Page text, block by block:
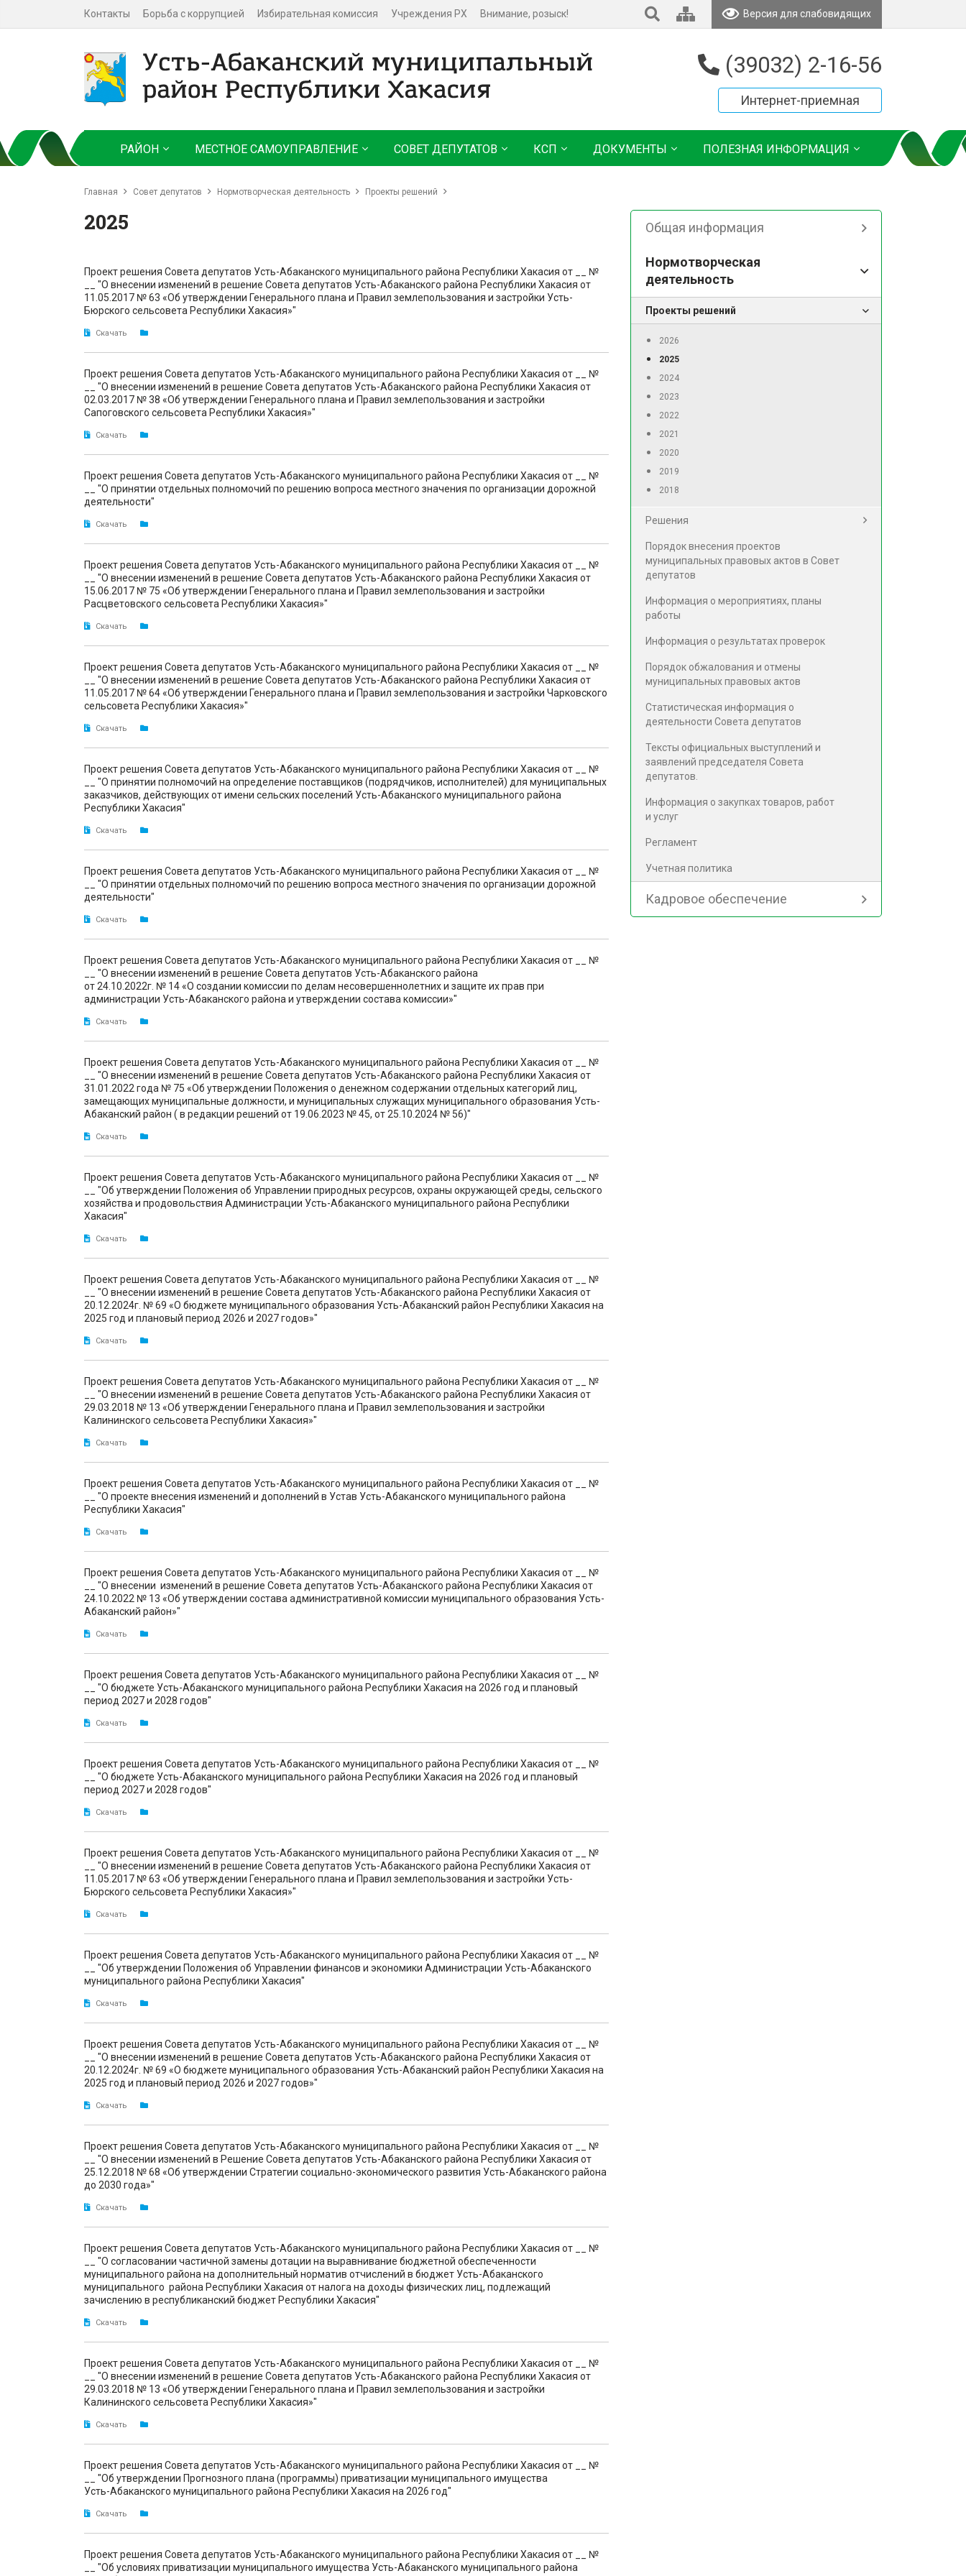
Контакты Борьба с коррупцией Избирательная комиссия Учреждения РХ Внимание, розыск! Версия для слабовидящих
(39032) 2-16-56
Интернет-приемная
РАЙОН МЕСТНОЕ САМОУПРАВЛЕНИЕ СОВЕТ ДЕПУТАТОВ КСП ДОКУМЕНТЫ ПОЛЕЗНАЯ ИНФОРМАЦИЯ
Главная Совет депутатов Нормотворческая деятельность Проекты решений
2025
Проект решения Совета депутатов Усть-Абаканского муниципального района Республики Хакасия от __ №
__ "О внесении изменений в решение Совета депутатов Усть-Абаканского района Республики Хакасия от
11.05.2017 № 63 «Об утверждении Генерального плана и Правил землепользования и застройки Усть-
Бюрского сельсовета Республики Хакасия»"
Скачать
Проект решения Совета депутатов Усть-Абаканского муниципального района Республики Хакасия от __ №
__ "О внесении изменений в решение Совета депутатов Усть-Абаканского района Республики Хакасия от
02.03.2017 № 38 «Об утверждении Генерального плана и Правил землепользования и застройки
Сапоговского сельсовета Республики Хакасия»"
Скачать
Проект решения Совета депутатов Усть-Абаканского муниципального района Республики Хакасия от __ №
__ "О принятии отдельных полномочий по решению вопроса местного значения по организации дорожной
деятельности"
Скачать
Проект решения Совета депутатов Усть-Абаканского муниципального района Республики Хакасия от __ №
__ "О внесении изменений в решение Совета депутатов Усть-Абаканского района Республики Хакасия от
15.06.2017 № 75 «Об утверждении Генерального плана и Правил землепользования и застройки
Расцветовского сельсовета Республики Хакасия»"
Скачать
Проект решения Совета депутатов Усть-Абаканского муниципального района Республики Хакасия от __ №
__ "О внесении изменений в решение Совета депутатов Усть-Абаканского района Республики Хакасия от
11.05.2017 № 64 «Об утверждении Генерального плана и Правил землепользования и застройки Чарковского
сельсовета Республики Хакасия»"
Скачать
Проект решения Совета депутатов Усть-Абаканского муниципального района Республики Хакасия от __ №
__ "О принятии полномочий на определение поставщиков (подрядчиков, исполнителей) для муниципальных
заказчиков, действующих от имени сельских поселений Усть-Абаканского муниципального района
Республики Хакасия"
Скачать
Проект решения Совета депутатов Усть-Абаканского муниципального района Республики Хакасия от __ №
__ "О принятии отдельных полномочий по решению вопроса местного значения по организации дорожной
деятельности"
Скачать
Проект решения Совета депутатов Усть-Абаканского муниципального района Республики Хакасия от __ №
__ "О внесении изменений в решение Совета депутатов Усть-Абаканского района
от 24.10.2022г. № 14 «О создании комиссии по делам несовершеннолетних и защите их прав при
администрации Усть-Абаканского района и утверждении состава комиссии»"
Скачать
Проект решения Совета депутатов Усть-Абаканского муниципального района Республики Хакасия от __ №
__ "О внесении изменений в решение Совета депутатов Усть-Абаканского района Республики Хакасия от
31.01.2022 года № 75 «Об утверждении Положения о денежном содержании отдельных категорий лиц,
замещающих муниципальные должности, и муниципальных служащих муниципального образования Усть-
Абаканский район ( в редакции решений от 19.06.2023 № 45, от 25.10.2024 № 56)"
Скачать
Проект решения Совета депутатов Усть-Абаканского муниципального района Республики Хакасия от __ №
__ "Об утверждении Положения об Управлении природных ресурсов, охраны окружающей среды, сельского
хозяйства и продовольствия Администрации Усть-Абаканского муниципального района Республики
Хакасия"
Скачать
Проект решения Совета депутатов Усть-Абаканского муниципального района Республики Хакасия от __ №
__ "О внесении изменений в решение Совета депутатов Усть-Абаканского района Республики Хакасия от
20.12.2024г. № 69 «О бюджете муниципального образования Усть-Абаканский район Республики Хакасия на
2025 год и плановый период 2026 и 2027 годов»"
Скачать
Проект решения Совета депутатов Усть-Абаканского муниципального района Республики Хакасия от __ №
__ "О внесении изменений в решение Совета депутатов Усть-Абаканского района Республики Хакасия от
29.03.2018 № 13 «Об утверждении Генерального плана и Правил землепользования и застройки
Калининского сельсовета Республики Хакасия»"
Скачать
Проект решения Совета депутатов Усть-Абаканского муниципального района Республики Хакасия от __ №
__ "О проекте внесения изменений и дополнений в Устав Усть-Абаканского муниципального района
Республики Хакасия"
Скачать
Проект решения Совета депутатов Усть-Абаканского муниципального района Республики Хакасия от __ №
__ "О внесении изменений в решение Совета депутатов Усть-Абаканского района Республики Хакасия от
24.10.2022 № 13 «Об утверждении состава административной комиссии муниципального образования Усть-
Абаканский район»"
Скачать
Проект решения Совета депутатов Усть-Абаканского муниципального района Республики Хакасия от __ №
__ "О бюджете Усть-Абаканского муниципального района Республики Хакасия на 2026 год и плановый
период 2027 и 2028 годов"
Скачать
Проект решения Совета депутатов Усть-Абаканского муниципального района Республики Хакасия от __ №
__ "О бюджете Усть-Абаканского муниципального района Республики Хакасия на 2026 год и плановый
период 2027 и 2028 годов"
Скачать
Проект решения Совета депутатов Усть-Абаканского муниципального района Республики Хакасия от __ №
__ "О внесении изменений в решение Совета депутатов Усть-Абаканского района Республики Хакасия от
11.05.2017 № 63 «Об утверждении Генерального плана и Правил землепользования и застройки Усть-
Бюрского сельсовета Республики Хакасия»"
Скачать
Проект решения Совета депутатов Усть-Абаканского муниципального района Республики Хакасия от __ №
__ "Об утверждении Положения об Управлении финансов и экономики Администрации Усть-Абаканского
муниципального района Республики Хакасия"
Скачать
Проект решения Совета депутатов Усть-Абаканского муниципального района Республики Хакасия от __ №
__ "О внесении изменений в решение Совета депутатов Усть-Абаканского района Республики Хакасия от
20.12.2024г. № 69 «О бюджете муниципального образования Усть-Абаканский район Республики Хакасия на
2025 год и плановый период 2026 и 2027 годов»"
Скачать
Проект решения Совета депутатов Усть-Абаканского муниципального района Республики Хакасия от __ №
__ "О внесении изменений в Решение Совета депутатов Усть-Абаканского района Республики Хакасия от
25.12.2018 № 68 «Об утверждении Стратегии социально-экономического развития Усть-Абаканского района
до 2030 года»"
Скачать
Проект решения Совета депутатов Усть-Абаканского муниципального района Республики Хакасия от __ №
__ "О согласовании частичной замены дотации на выравнивание бюджетной обеспеченности
муниципального района на дополнительный норматив отчислений в бюджет Усть-Абаканского
муниципального района Республики Хакасия от налога на доходы физических лиц, подлежащий
зачислению в республиканский бюджет Республики Хакасия"
Скачать
Проект решения Совета депутатов Усть-Абаканского муниципального района Республики Хакасия от __ №
__ "О внесении изменений в решение Совета депутатов Усть-Абаканского района Республики Хакасия от
29.03.2018 № 13 «Об утверждении Генерального плана и Правил землепользования и застройки
Калининского сельсовета Республики Хакасия»"
Скачать
Проект решения Совета депутатов Усть-Абаканского муниципального района Республики Хакасия от __ №
__ "Об утверждении Прогнозного плана (программы) приватизации муниципального имущества
Усть-Абаканского муниципального района Республики Хакасия на 2026 год"
Скачать
Проект решения Совета депутатов Усть-Абаканского муниципального района Республики Хакасия от __ №
__ "Об условиях приватизации муниципального имущества Усть-Абаканского муниципального района
Общая информация
Нормотворческая
деятельность
Проекты решений
2026
2025
2024
2023
2022
2021
2020
2019
2018
Решения
Порядок внесения проектов
муниципальных правовых актов в Совет
депутатов
Информация о мероприятиях, планы
работы
Информация о результатах проверок
Порядок обжалования и отмены
муниципальных правовых актов
Статистическая информация о
деятельности Совета депутатов
Тексты официальных выступлений и
заявлений председателя Совета
депутатов.
Информация о закупках товаров, работ
и услуг
Регламент
Учетная политика
Кадровое обеспечение